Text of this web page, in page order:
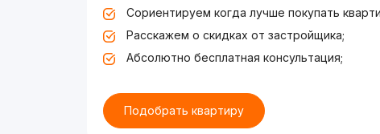
Сориентируем когда лучше покупать
Расскажем о скидках от застройщика;
Абсолютно бесплатная консультация;
Подобрать квартиру